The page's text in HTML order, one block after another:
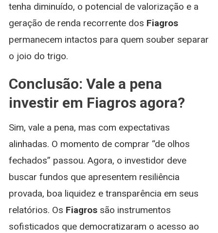
tenha diminuído, o potencial de valorização e a
geração de renda recorrente dos Fiagros
permanecem intactos para quem souber separar
o joio do trigo.
Conclusão: Vale a pena
investir em Fiagros agora?
Sim, vale a pena, mas com expectativas
alinhadas. O momento de comprar “de olhos
fechados” passou. Agora, o investidor deve
buscar fundos que apresentem resiliência
provada, boa liquidez e transparência em seus
relatórios. Os Fiagrossão instrumentos
sofisticados que democratizaram o acesso ao